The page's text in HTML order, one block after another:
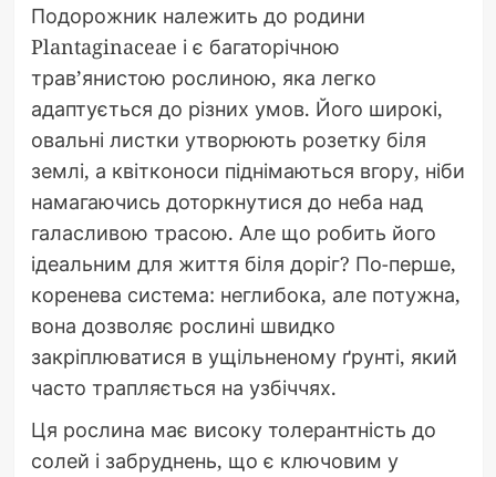
Подорожник належить до родини
Plantaginaceae і є багаторічною
трав’янистою рослиною, яка легко
адаптується до різних умов. Його широкі,
овальні листки утворюють розетку біля
землі, а квітконоси піднімаються вгору, ніби
намагаючись доторкнутися до неба над
галасливою трасою. Але що робить його
ідеальним для життя біля доріг? По-перше,
коренева система: неглибока, але потужна,
вона дозволяє рослині швидко
закріплюватися в ущільненому ґрунті, який
часто трапляється на узбіччях.
Ця рослина має високу толерантність до
солей і забруднень, що є ключовим у